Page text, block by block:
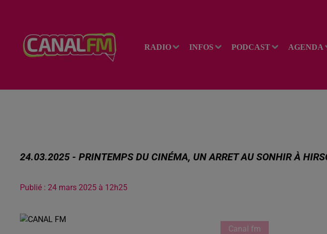
RADIO INFOS PODCAST AGENDA
24.03.2025 - PRINTEMPS DU CINÉMA, UN ARRET AU SONHIR À
Publié : 24 mars 2025 à 12h25
Canal fm